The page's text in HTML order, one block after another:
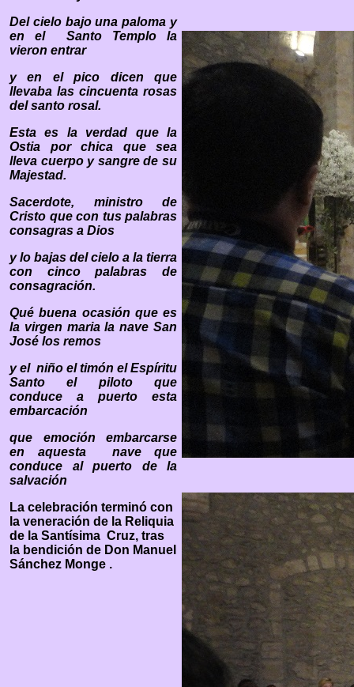
Del cielo bajo una paloma y
en el
Santo Templo la
vieron entrar
y en el pico dicen que
llevaba las cincuenta rosas
del santo rosal.
Esta es la verdad que la
Ostia por chica que sea
lleva cuerpo y sangre de su
Majestad.
Sacerdote, ministro de
Cristo que con tus palabras
consagras a Dios
y lo bajas del cielo a la tierra
con cinco palabras de
consagración.
Qué buena ocasión que es
la virgen maria la nave San
José los remos
y el niño el timón el Espíritu
Santo el piloto que
conduce a puerto esta
embarcación
que emoción embarcarse
en aquesta
nave que
conduce al puerto de la
salvación
La celebración terminó con
la veneración de la Reliquia
de la Santísima Cruz, tras
la bendición de Don Manuel
Sánchez Monge .